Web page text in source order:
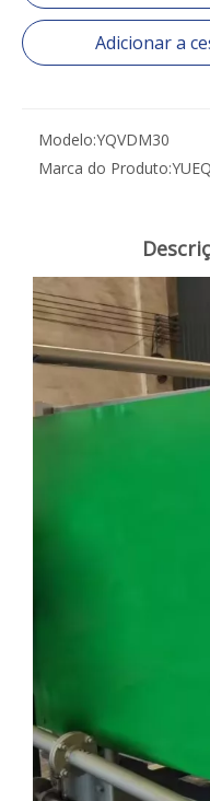
Adicionar a
Modelo:YQVDM30
Marca do Produto: